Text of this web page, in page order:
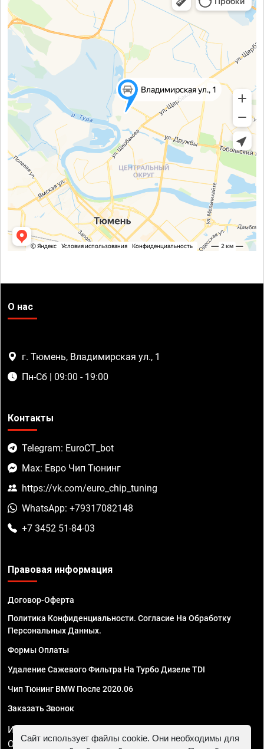
О нас
г. Тюмень, Владимирская ул., 1
Пн-Сб | 09:00 - 19:00
Контакты
Telegram: EuroCT_bot
Max: Евро Чип Тюнинг
https://vk.com/euro_chip_tuning
WhatsApp: +79317082148
+7 3452 51-84-03
Правовая информация
Договор-Оферта
Политика Конфиденциальности. Согласие На Обработку
Персональных Данных.
Формы Оплаты
Удаление Сажевого Фильтра На Турбо Дизеле TDI
Чип Тюнинг BMW После 2020.06
Заказать Звонок
ИП Смирнов Георгий Павлович. ИНН 781302555843,
ОГРНИП 324470400032610
Сайт использует файлы cookie. Они необходимы для